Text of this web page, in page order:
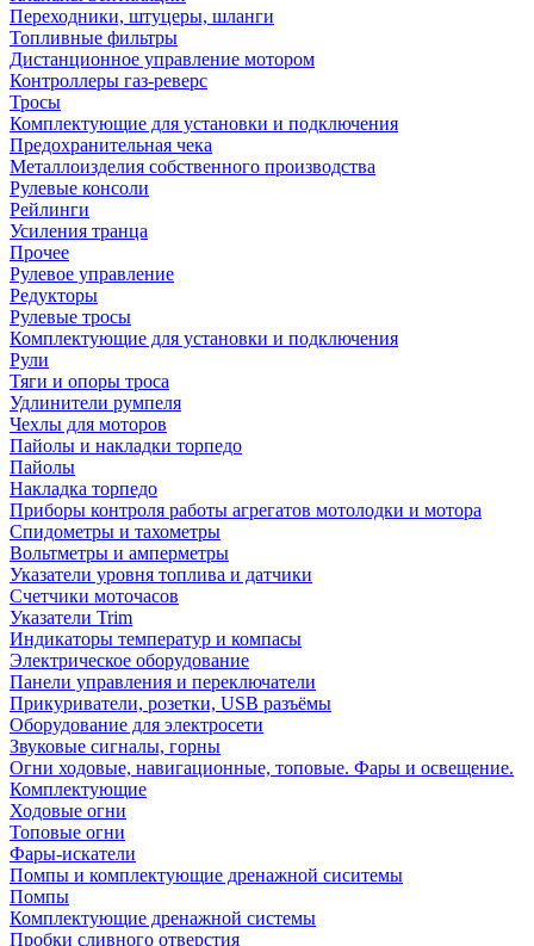
Переходники, штуцеры, шланги
Топливные фильтры
Дистанционное управление мотором
Контроллеры газ-реверс
Тросы
Комплектующие для установки и подключения
Предохранительная чека
Металлоизделия собственного производства
Рулевые консоли
Рейлинги
Усиления транца
Прочее
Рулевое управление
Редукторы
Рулевые тросы
Комплектующие для установки и подключения
Рули
Тяги и опоры троса
Удлинители румпеля
Чехлы для моторов
Пайолы и накладки торпедо
Пайолы
Накладка торпедо
Приборы контроля работы агрегатов мотолодки и мотора
Спидометры и тахометры
Вольтметры и амперметры
Указатели уровня топлива и датчики
Счетчики моточасов
Указатели Trim
Индикаторы температур и компасы
Электрическое оборудование
Панели управления и переключатели
Прикуриватели, розетки, USB разъёмы
Оборудование для электросети
Звуковые сигналы, горны
Огни ходовые, навигационные, топовые. Фары и освещение.
Комплектующие
Ходовые огни
Топовые огни
Фары-искатели
Помпы и комплектующие дренажной сиситемы
Помпы
Комплектующие дренажной системы
Пробки сливного отверстия